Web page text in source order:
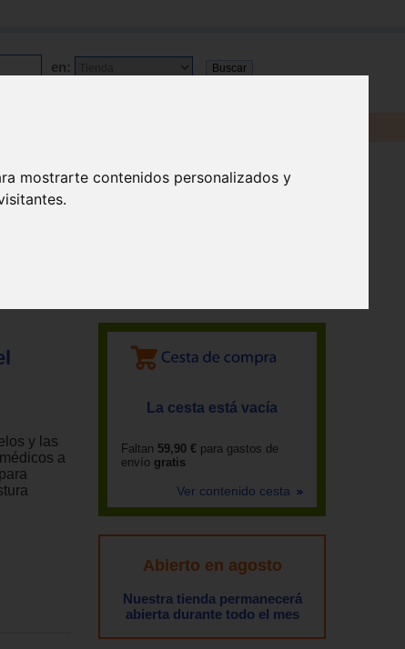
mostrarte contenidos personalizados y
en:
y las
a
La cesta está vacía
Faltan 59,90 € para gastos de
envío gratis
Ver contenido cesta
Abierto en agosto
Nuestra tienda permanecerá
abierta durante todo el mes